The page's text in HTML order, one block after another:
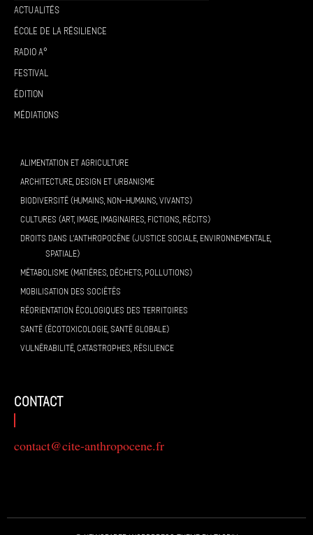
Actualités
École de la résilience
Radio A°
Festival
Édition
Médiations
ALIMENTATION ET AGRICULTURE
ARCHITECTURE, DESIGN ET URBANISME
BIODIVERSITÉ (HUMAINS, NON-HUMAINS, VIVANTS)
CULTURES (ART, IMAGE, IMAGINAIRES, FICTIONS, RÉCITS)
DROITS DANS L’ANTHROPOCÈNE (JUSTICE SOCIALE, ENVIRONNEMENTALE,
SPATIALE)
MÉTABOLISME (MATIÈRES, DÉCHETS, POLLUTIONS)
MOBILISATION DES SOCIÉTÉS
RÉORIENTATION ÉCOLOGIQUES DES TERRITOIRES
SANTÉ (ÉCOTOXICOLOGIE, SANTÉ GLOBALE)
VULNÉRABILITÉ, CATASTROPHES, RÉSILIENCE
contact
contact@cite-anthropocene.fr